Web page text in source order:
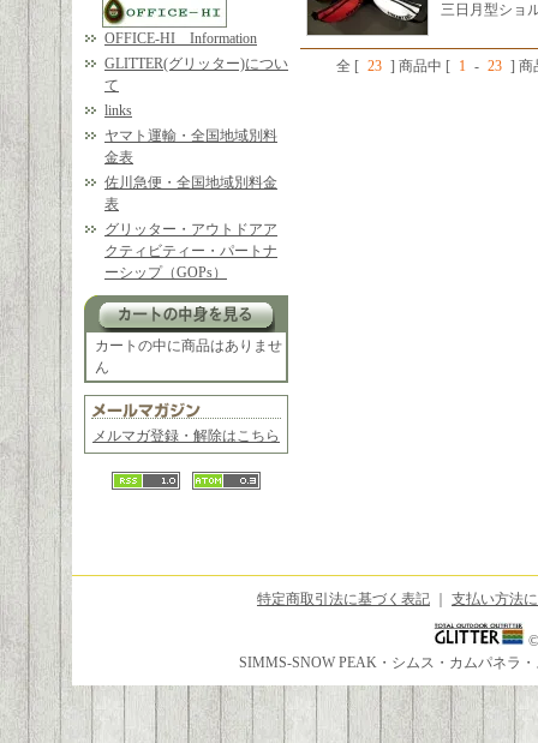
OFFICE-HI Information
GLITTER(グリッター)につい
て
links
ヤマト運輸・全国地域別料
金表
佐川急便・全国地域別料金
表
グリッター・アウトドアア
クティビティー・パートナ
ーシップ（GOPs）
カートの中に商品はありませ
ん
メルマガ登録・解除はこちら
三日月型ショ
全 [ 23 ] 商品中 [ 1 - 23 ] 商
特定商取引法に基づく表記 支払い方法
SIMMS-SNOW PEAK・シムス・カムパネラ